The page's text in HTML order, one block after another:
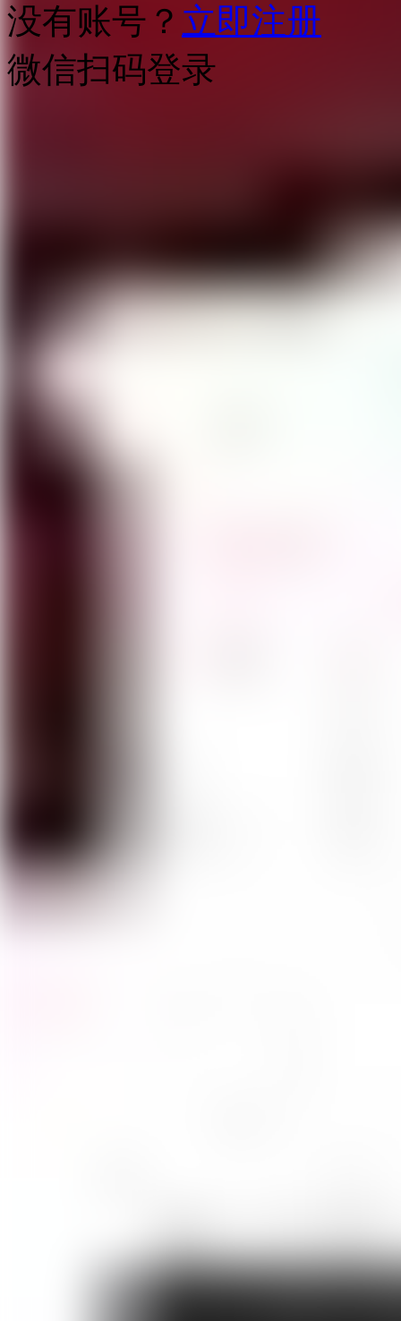
没有账号？ 立即注册
微信扫码登录